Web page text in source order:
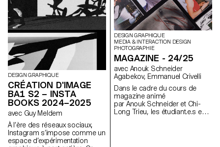
DESIGN GRAPHIQUE
CRÉATION D'IMAGE
BA1 S2 – INSTA
BOOKS 2024–2025
avec Guy Meldem
À l’ère des réseaux sociaux,
Instagram s’impose comme un
espace d’expérimentation
DESIGN GRAPHIQUE
MEDIA & INTERACTION DESIGN
PHOTOGRAPHIE
MAGAZINE - 24/25
avec Anouk Schneider
Agabekov, Emmanuel Crivelli
Dans le cadre du cours de
magazine animé
par Anouk Schneider et Chi-
Long Trieu, les étudiant.e.s en